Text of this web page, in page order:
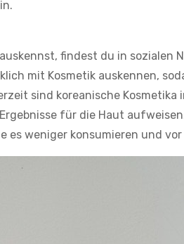
findest du in sozialen
mit Kosmetik auskennen,
sind koreanische Kosmetika
für die Haut
es weniger konsumieren und